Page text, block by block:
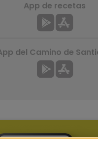
App de recetas
del Camino de